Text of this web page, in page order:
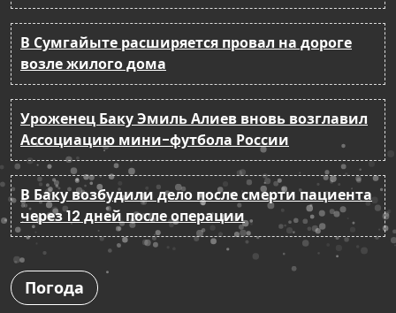
В Сумгайыте расширяется провал на дороге
возле жилого дома
Уроженец Баку Эмиль Алиев вновь возглавил
Ассоциацию мини-футбола России
В Баку возбудили дело после смерти пациента
через 12 дней после операции
Погода